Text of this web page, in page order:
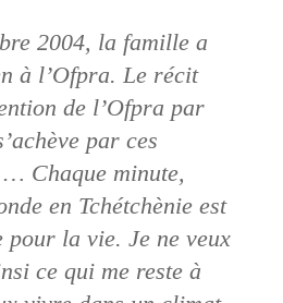
2004, la famille a
à l’Ofpra. Le récit
de l’Ofpra par
par ces
Chaque minute,
en Tchétchènie est
pour la vie. Je ne veux
ce qui me reste à